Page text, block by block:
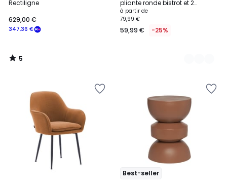
Rectiligne
347,36 €
629,00 €
5
5
/
pliante ronde bistrot et 2
chaises en métal- MARSEILLE
à partir de
79,99 €
59,99 € -25%
Best-seller